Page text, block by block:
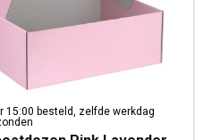
15:00 besteld, zelfde werkdag